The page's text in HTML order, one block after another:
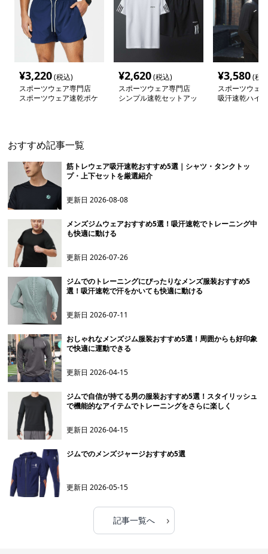
¥3,220(税込)
スポーツウェア専門店
スポーツウェア速乾ポケ
¥2,620(税込)
スポーツウェア専門店
シンプル速乾セットアッ
¥3,580(税
スポーツウェ
吸汗速乾ハイ
おすすめ記事一覧
筋トレウェア吸汗速乾おすすめ5選｜シャツ・タンクトッ
プ・上下セットを厳選紹介
更新日2026-08-08
メンズジムウェアおすすめ5選！吸汗速乾でトレーニング中
も快適に動ける
更新日2026-07-26
ジムでのトレーニングにぴったりなメンズ服装おすすめ5
選！吸汗速乾で汗をかいても快適に動ける
更新日2026-07-11
おしゃれなメンズジム服装おすすめ5選！周囲からも好印象
で快適に運動できる
更新日2026-04-15
ジムで自信が持てる男の服装おすすめ5選！スタイリッシュ
で機能的なアイテムでトレーニングをさらに楽しく
更新日2026-04-15
ジムでのメンズジャージおすすめ5選
更新日2026-05-15
記事一覧へ ›